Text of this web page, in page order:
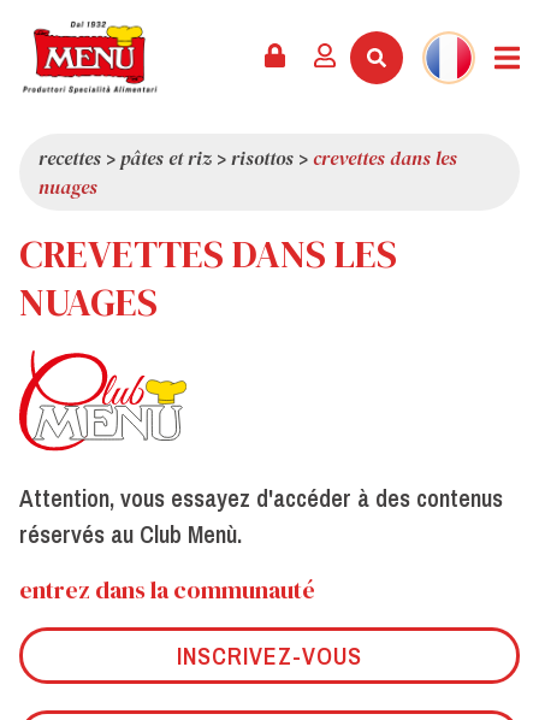
CATALOGUE
SERVICES
DERNIÈRES NOUVEAUTÉS
PRIX
REVUE DE PRESSE
QUI SOMMES-NOUS
QUALITÉ
VALEURS
CURIOSITÉS
TRAVAILLEZ AVEC NOUS
recettes >pâtes et riz >risottos >crevettes dans les
nuages
CREVETTES DANS LES
NUAGES
Attention, vous essayez d'accéder à des contenus
réservés au Club Menù.
entrez dans la communauté
INSCRIVEZ-VOUS